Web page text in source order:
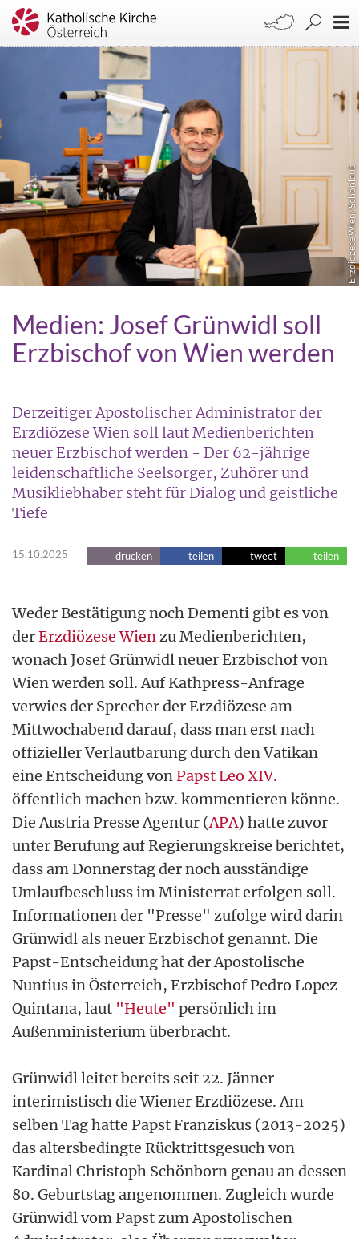
Erzdiözese Wien/ Schönlaub
Medien: Josef Grünwidl soll
Erzbischof von Wien werden
Derzeitiger Apostolischer Administrator der
Erzdiözese Wien soll laut Medienberichten
neuer Erzbischof werden - Der 62-jährige
leidenschaftliche Seelsorger, Zuhörer und
Musikliebhaber steht für Dialog und geistliche
Tiefe
15.10.2025 drucken teilen tweet teilen
Weder Bestätigung noch Dementi gibt es von
derErzdiözese Wienzu Medienberichten,
wonach Josef Grünwidl neuer Erzbischof von
Wien werden soll. Auf Kathpress-Anfrage
verwies der Sprecher der Erzdiözese am
Mittwochabend darauf, dass man erst nach
offizieller Verlautbarung durch den Vatikan
eine Entscheidung vonPapst Leo XIV.
öffentlich machen bzw. kommentieren könne.
Die Austria Presse Agentur (APA) hatte zuvor
unter Berufung auf Regierungskreise berichtet,
dass am Donnerstag der noch ausständige
Umlaufbeschluss im Ministerrat erfolgen soll.
Informationen der "Presse" zufolge wird darin
Grünwidl als neuer Erzbischof genannt. Die
Papst-Entscheidung hat der Apostolische
Nuntius in Österreich, Erzbischof Pedro Lopez
Quintana, laut "Heute" persönlich im
Außenministerium überbracht.
Grünwidl leitet bereits seit 22. Jänner
interimistisch die Wiener Erzdiözese. Am
selben Tag hatte Papst Franziskus (2013-2025)
das altersbedingte Rücktrittsgesuch von
Kardinal Christoph Schönborn genau an dessen
80. Geburtstag angenommen. Zugleich wurde
Grünwidl vom Papst zum Apostolischen